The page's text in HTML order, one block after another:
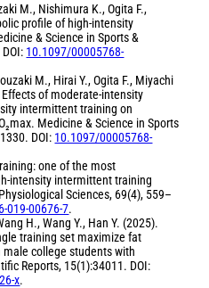
M., Nishimura K., Ogita F.,
profile of high-intensity
& Science in Sports &
10.1097/00005768-
M., Hirai Y., Ogita F., Miyachi
Effects of moderate-intensity
intermittent training on
Medicine & Science in Sports
DOI: 10.1097/00005768-
one of the most
intensity intermittent training
Sciences, 69(4), 559–
019-00676-7.
H., Wang Y., Han Y. (2025).
training set maximize fat
college students with
Reports, 15(1):34011. DOI:
x.